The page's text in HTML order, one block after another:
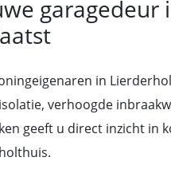
in
verhoogde
geeft u direct inzicht in